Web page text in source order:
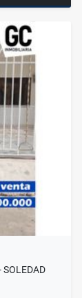
SOLEDAD